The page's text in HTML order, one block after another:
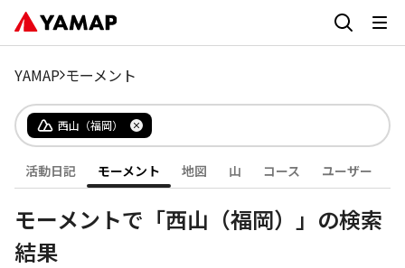
YAMAP モーメント
西山（福岡）
活動日記 モーメント 地図 山 コース ユーザー
モーメントで「西山（福岡）」の検索
結果